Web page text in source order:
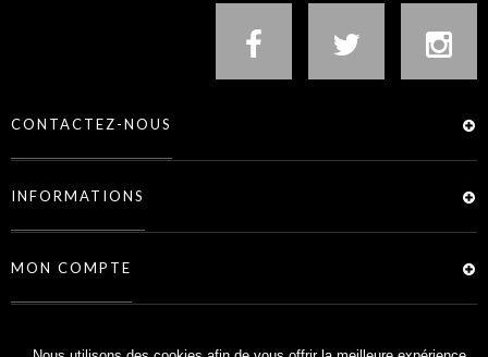
CONTACTEZ-NOUS
INFORMATIONS
MON COMPTE